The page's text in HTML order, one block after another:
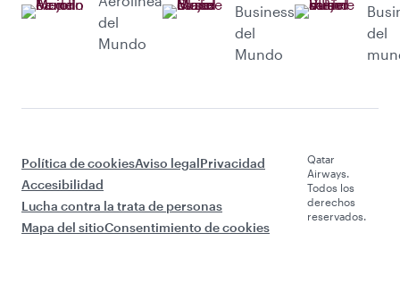
del
Mundo
Business
del
Mundo
del
Política de cookiesAviso legalPrivacidad
Accesibilidad
Lucha contra la trata de personas
Mapa del sitioConsentimiento de cookies
Qatar
Airways.
Todos los
derechos
reservados.